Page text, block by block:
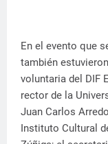
En el evento que
también
voluntaria del DIF
rector de la
Juan Carlos
Instituto Cultural